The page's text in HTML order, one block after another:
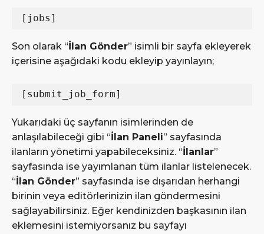
[jobs]
Son olarak “İlan Gönder” isimli bir sayfa ekleyerek
içerisine aşağıdaki kodu ekleyip yayınlayın;
[submit_job_form]
Yukarıdaki üç sayfanın isimlerinden de
anlaşılabileceği gibi “İlan Paneli” sayfasında
ilanların yönetimi yapabileceksiniz. “İlanlar”
sayfasında ise yayımlanan tüm ilanlar listelenecek.
“İlan Gönder” sayfasında ise dışarıdan herhangi
birinin veya editörlerinizin ilan göndermesini
sağlayabilirsiniz. Eğer kendinizden başkasının ilan
eklemesini istemiyorsanız bu sayfayı